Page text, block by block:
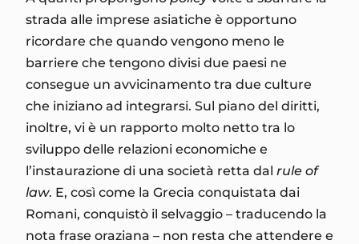
strada alle imprese asiatiche è opportuno
ricordare che quando vengono meno le
barriere che tengono divisi due paesi ne
consegue un avvicinamento tra due culture
che iniziano ad integrarsi. Sul piano del diritti,
inoltre, vi è un rapporto molto netto tra lo
sviluppo delle relazioni economiche e
l’instaurazione di una società retta dal rule of
law. E, così come la Grecia conquistata dai
Romani, conquistò il selvaggio – traducendo la
nota frase oraziana – non resta che attendere e